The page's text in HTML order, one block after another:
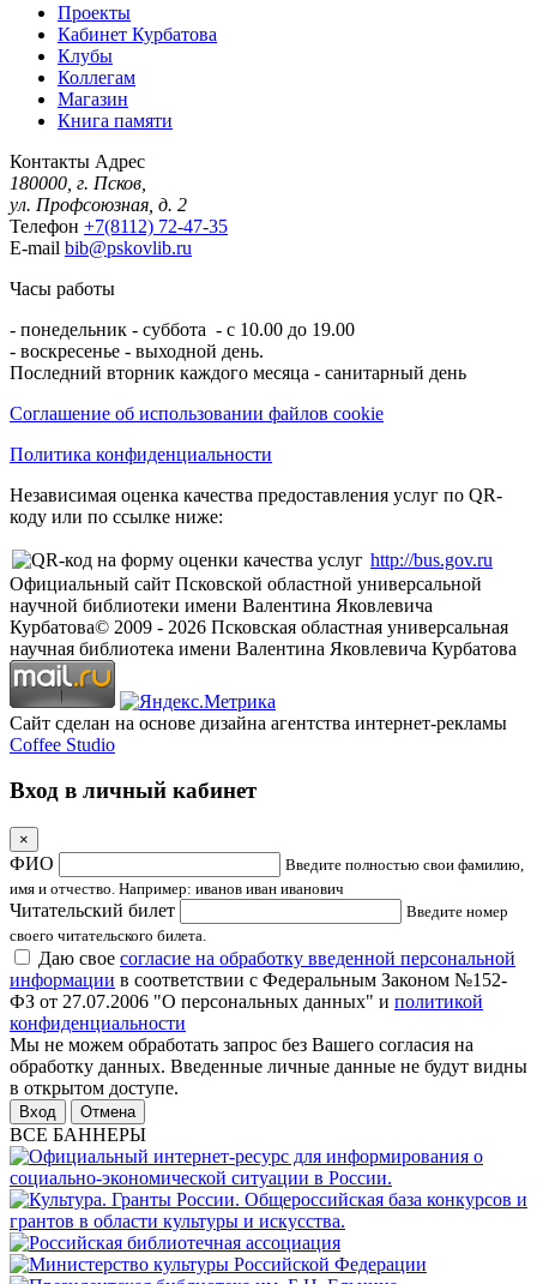
Проекты
Кабинет Курбатова
Клубы
Коллегам
Магазин
Книга памяти
Контакты Адрес
180000, г. Псков,
ул. Профсоюзная, д. 2
Телефон +7(8112) 72-47-35
E-mail bib@pskovlib.ru
Часы работы
- понедельник - суббота - с 10.00 до 19.00
- воскресенье - выходной день.
Последний вторник каждого месяца - санитарный день
Соглашение об использовании файлов cookie
Политика конфиденциальности
Независимая оценка качества предоставления услуг по QR-
коду или по ссылке ниже:
http://bus.gov.ru
Официальный сайт Псковской областной универсальной
научной библиотеки имени Валентина Яковлевича
Курбатова© 2009 - 2026 Псковская областная универсальная
научная библиотека имени Валентина Яковлевича Курбатова
Сайт сделан на основе дизайна агентства интернет-рекламы
Coffee Studio
Вход в личный кабинет
×
ФИО
Введите полностью свои фамилию,
имя и отчество. Например: иванов иван иванович
Читательский билет
Введите номер
своего читательского билета.
Даю свое согласие на обработку введенной персональной
информации в соответствии с Федеральным Законом №152-
ФЗ от 27.07.2006 "О персональных данных" и политикой
конфиденциальности
Мы не можем обработать запрос без Вашего согласия на
обработку данных. Введенные личные данные не будут видны
в открытом доступе.
Отмена
ВСЕ БАННЕРЫ